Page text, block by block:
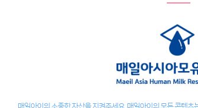
매일아이의 소중한 자산을 지켜주세요. 매일아이의 모든 콘텐츠